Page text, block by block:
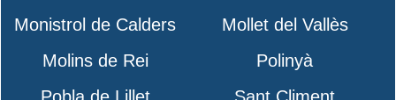
Monistrol de Calders
Mollet del Vallès
Molins de Rei
Polinyà